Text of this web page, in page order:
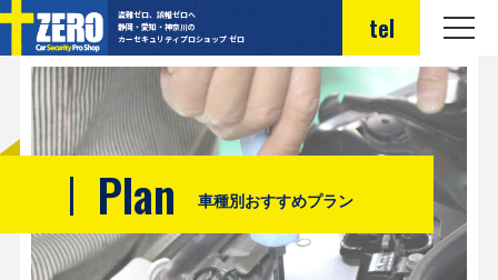
盗難ゼロ、誤報ゼロへ
静岡・愛知・神奈川の
カーセキュリティプロショップ ゼロ
tel
Plan 車種別おすすめプラン